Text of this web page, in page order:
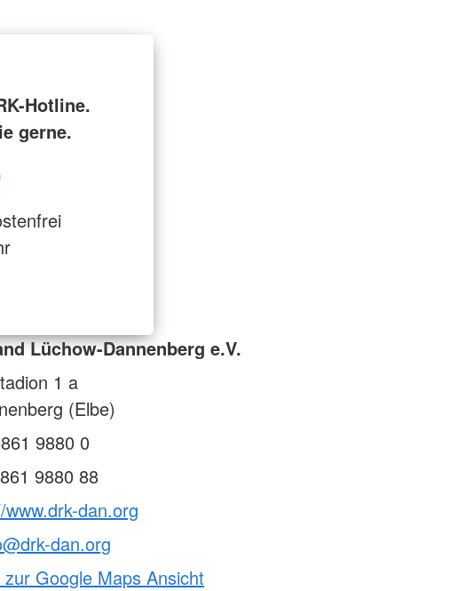
Hotline.
gerne.
Lüchow-Dannenberg e.V.
1 a
(Elbe)
9880 0
9880 88
dan.org
dan.org
zur Google Maps Ansicht